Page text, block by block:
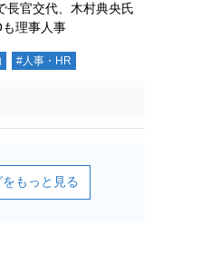
長官交代、木村典央氏
理事人事
#人事・HR